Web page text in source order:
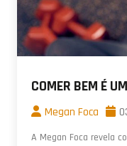
COMER BEM É
Megan Foca
A Megan Foca revela